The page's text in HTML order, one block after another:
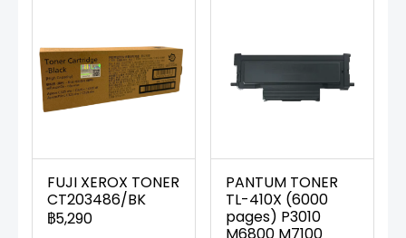
FUJI XEROX TONER
CT203486/BK
฿5,290
PANTUM TONER
TL-410X (6000
pages) P3010